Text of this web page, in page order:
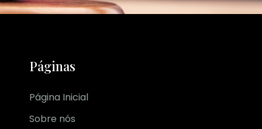
Páginas
Página Inicial
Sobre nós